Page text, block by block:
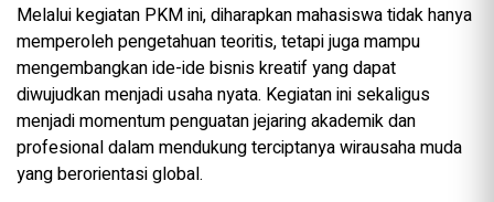
Melalui kegiatan PKM ini, diharapkan mahasiswa tidak hanya
memperoleh pengetahuan teoritis, tetapi juga mampu
mengembangkan ide-ide bisnis kreatif yang dapat
diwujudkan menjadi usaha nyata. Kegiatan ini sekaligus
menjadi momentum penguatan jejaring akademik dan
profesional dalam mendukung terciptanya wirausaha muda
yang berorientasi global.